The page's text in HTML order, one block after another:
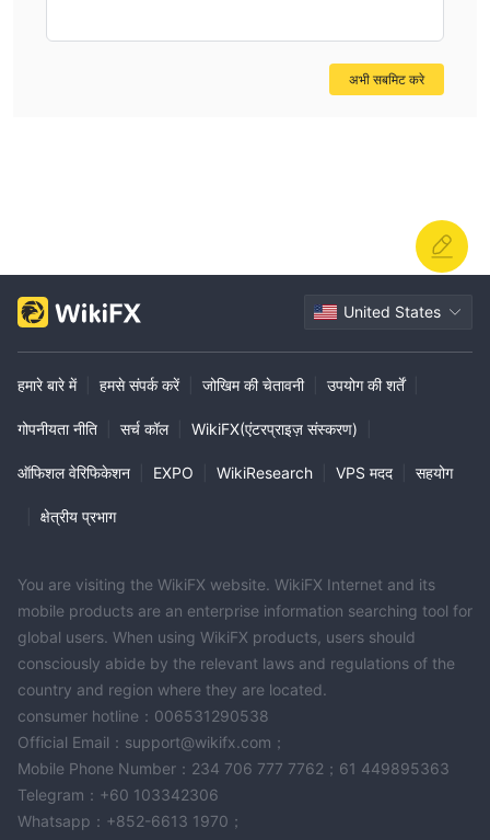
अभी सबमिट करे
United States
हमारे बारे में हमसे संपर्क करें जोखिम की चेतावनी उपयोग की शर्तें
गोपनीयता नीति सर्च कॉल WikiFX(एंटरप्राइज़ संस्करण)
ऑफिशल वेरिफिकेशन EXPO WikiResearch VPS मदद सहयोग
क्षेत्रीय प्रभाग
You are visiting the WikiFX website. WikiFX Internet and its
mobile products are an enterprise information searching tool for
global users. When using WikiFX products, users should
consciously abide by the relevant laws and regulations of the
country and region where they are located.
consumer hotline：006531290538
Official Email：support@wikifx.com；
Mobile Phone Number：234 706 777 7762；61 449895363
Telegram：+60 103342306
Whatsapp：+852-6613 1970；